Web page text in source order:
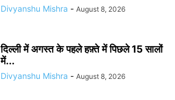
Divyanshu Mishra - August 8, 2026
दिल्ली में अगस्त के पहले हफ़्ते में पिछले 15 सालों
में...
Divyanshu Mishra - August 8, 2026